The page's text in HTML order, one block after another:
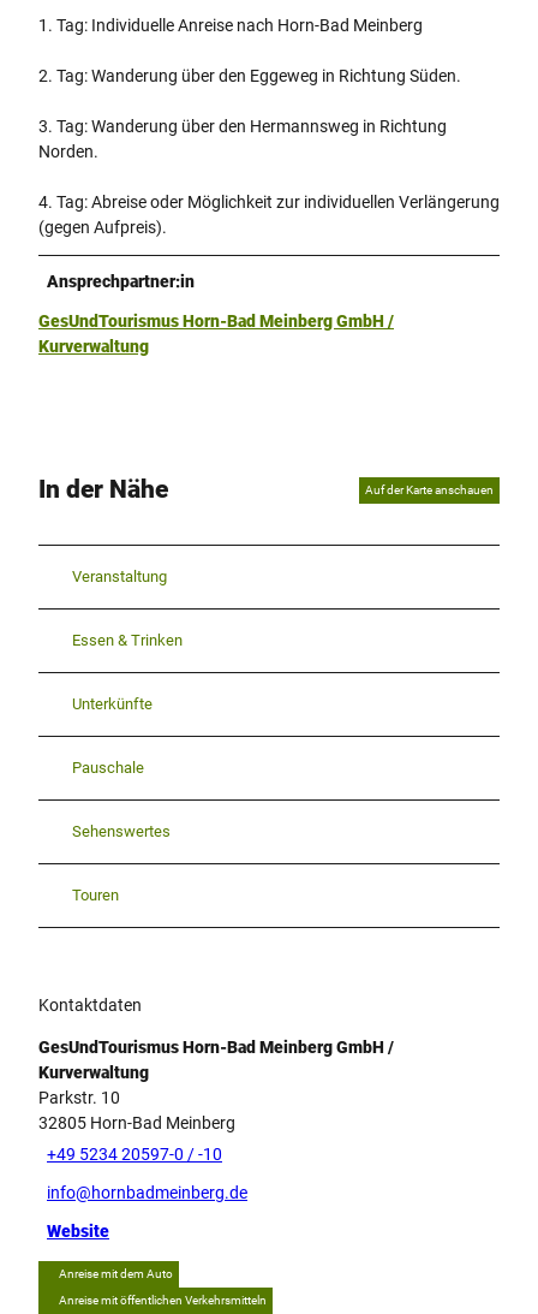
1. Tag: Individuelle Anreise nach Horn-Bad Meinberg
2. Tag: Wanderung über den Eggeweg in Richtung Süden.
3. Tag: Wanderung über den Hermannsweg in Richtung
Norden.
4. Tag: Abreise oder Möglichkeit zur individuellen Verlängerung
(gegen Aufpreis).
Ansprechpartner:in
GesUndTourismus Horn-Bad Meinberg GmbH /
Kurverwaltung
In der Nähe Auf der Karte anschauen
Veranstaltung
Essen & Trinken
Unterkünfte
Pauschale
Sehenswertes
Touren
Kontaktdaten
GesUndTourismus Horn-Bad Meinberg GmbH /
Kurverwaltung
Parkstr. 10
32805 Horn-Bad Meinberg
+49 5234 20597-0 / -10
info@hornbadmeinberg.de
Website
Anreise mit dem Auto
Anreise mit öffentlichen Verkehrsmitteln